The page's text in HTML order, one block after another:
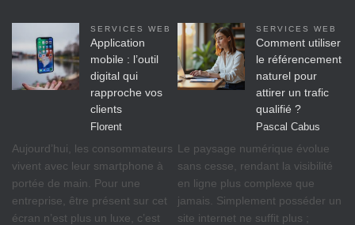
SERVICES WEB
Application
mobile : l’outil
digital qui
rapproche vos
clients
Florent
Aujourd’hui, les consommateurs
vivent avec leur smartphone à
portée de main. Pour une
entreprise, être présent sur cet
écran n’est plus un luxe, c’est
SERVICES WEB
Comment utiliser
le référencement
naturel pour
attirer un trafic
qualifié ?
Pascal Cabus
Le paysage numérique évolue
sans cesse, rendant la visibilité
en ligne plus complexe que
jamais. Simplement posséder un
site internet ne suffit plus ;